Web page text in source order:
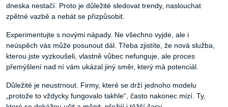
dneska nestačí. Proto je důležité sledovat trendy, naslouchat
zpětné vazbě a nebát se přizpůsobit.
Experimentujte s novými nápady. Ne všechno vyjde, ale i
neúspěch vás může posunout dál. Třeba zjistíte, že nová služba,
kterou jste vyzkoušeli, vlastně vůbec nefunguje, ale proces
přemýšlení nad ní vám ukázal jiný směr, který má potenciál.
Důležité je neustrnout. Firmy, které se drží jednoho modelu
„protože to vždycky fungovalo takhle“, často nakonec mizí. Ty,